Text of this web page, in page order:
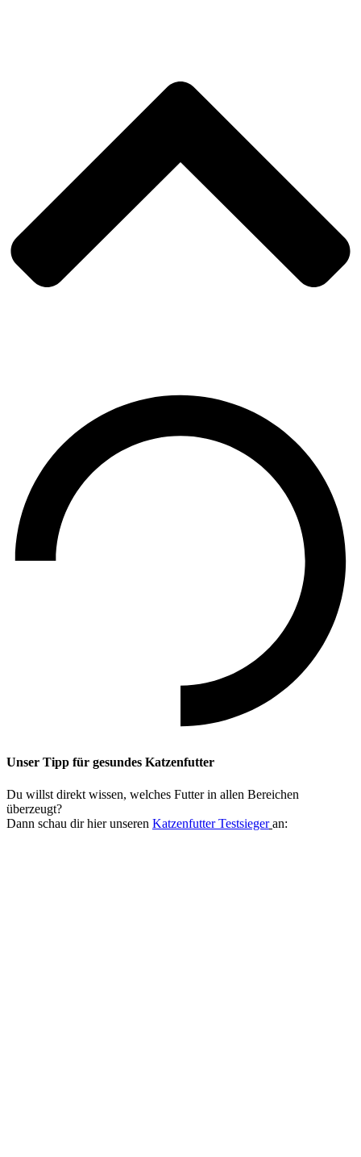
Unser Tipp für gesundes Katzenfutter
Du willst direkt wissen, welches Futter in allen Bereichen
überzeugt?
Dann schau dir hier unseren Katzenfutter Testsieger an: